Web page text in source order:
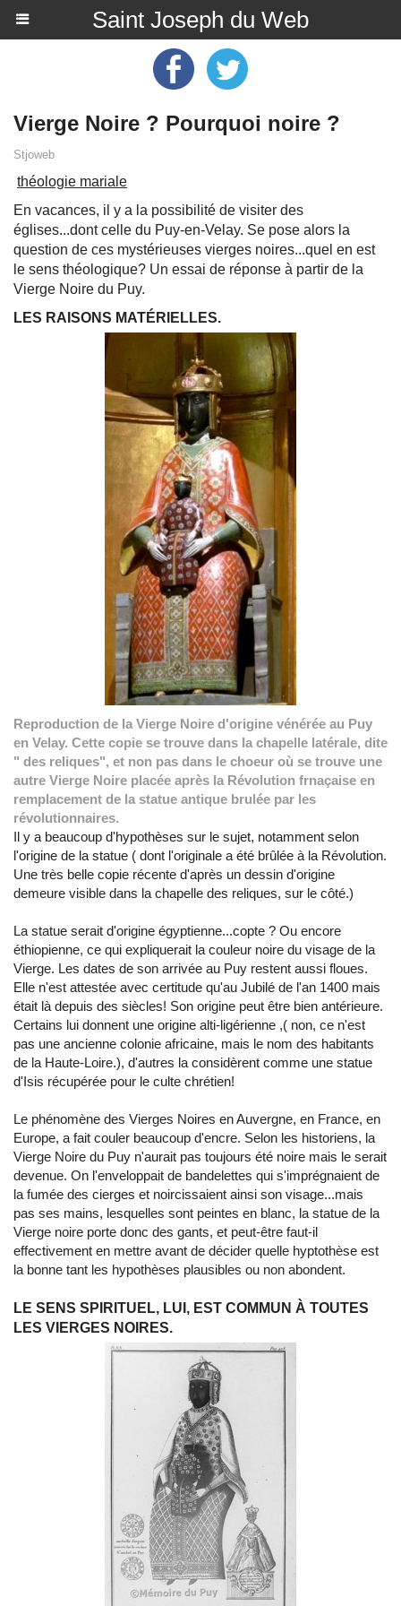
Saint Joseph du Web
Vierge Noire ? Pourquoi noire ?
Stjoweb
théologie mariale
En vacances, il y a la possibilité de visiter des
églises...dont celle du Puy-en-Velay. Se pose alors la
question de ces mystérieuses vierges noires...quel en est
le sens théologique? Un essai de réponse à partir de la
Vierge Noire du Puy.
LES RAISONS MATÉRIELLES.
Reproduction de la Vierge Noire d'origine vénérée au Puy
en Velay. Cette copie se trouve dans la chapelle latérale, dite
" des reliques", et non pas dans le choeur où se trouve une
autre Vierge Noire placée après la Révolution frnaçaise en
remplacement de la statue antique brulée par les
révolutionnaires.
Il y a beaucoup d'hypothèses sur le sujet, notamment selon
l'origine de la statue ( dont l'originale a été brûlée à la Révolution.
Une très belle copie récente d'après un dessin d'origine
demeure visible dans la chapelle des reliques, sur le côté.)
La statue serait d'origine égyptienne...copte ? Ou encore
éthiopienne, ce qui expliquerait la couleur noire du visage de la
Vierge. Les dates de son arrivée au Puy restent aussi floues.
Elle n'est attestée avec certitude qu'au Jubilé de l'an 1400 mais
était là depuis des siècles! Son origine peut être bien antérieure.
Certains lui donnent une origine alti-ligérienne ,( non, ce n'est
pas une ancienne colonie africaine, mais le nom des habitants
de la Haute-Loire.), d'autres la considèrent comme une statue
d'Isis récupérée pour le culte chrétien!
Le phénomène des Vierges Noires en Auvergne, en France, en
Europe, a fait couler beaucoup d'encre. Selon les historiens, la
Vierge Noire du Puy n'aurait pas toujours été noire mais le serait
devenue. On l'enveloppait de bandelettes qui s'imprégnaient de
la fumée des cierges et noircissaient ainsi son visage...mais
pas ses mains, lesquelles sont peintes en blanc, la statue de la
Vierge noire porte donc des gants, et peut-être faut-il
effectivement en mettre avant de décider quelle hyptothèse est
la bonne tant les hypothèses plausibles ou non abondent.
LE SENS SPIRITUEL, LUI, EST COMMUN À TOUTES
LES VIERGES NOIRES.